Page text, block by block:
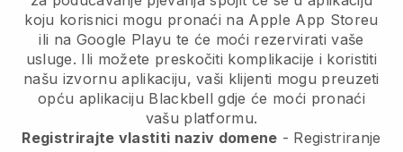
koju korisnici mogu pronaći na Apple App Storeu
ili na Google Playu te će moći rezervirati vaše
usluge. Ili možete preskočiti komplikacije i koristiti
našu izvornu aplikaciju, vaši klijenti mogu preuzeti
opću aplikaciju Blackbell gdje će moći pronaći
vašu platformu.
Registrirajte vlastiti naziv domene - Registriranje